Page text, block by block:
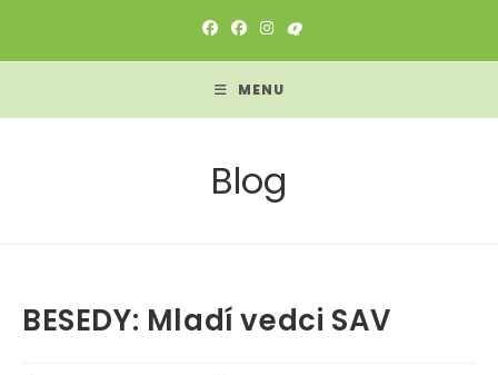
content
MENU
Blog
BESEDY: Mladí vedci SAV